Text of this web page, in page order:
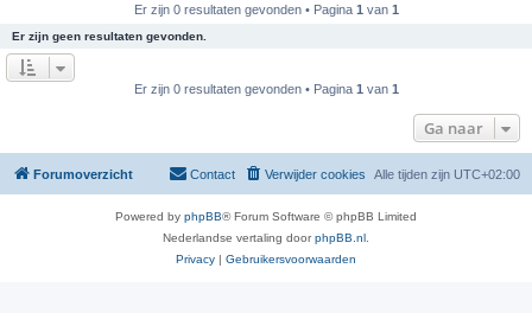
Er zijn 0 resultaten gevonden • Pagina 1 van 1
Er zijn geen resultaten gevonden.
Er zijn 0 resultaten gevonden • Pagina 1 van 1
Ga naar
Forumoverzicht Alle tijden zijn UTC+02:00
Verwijder cookies
Contact
Powered by phpBB® Forum Software © phpBB Limited
Nederlandse vertaling doorphpBB.nl
Privacy | Gebruikersvoorwaarden